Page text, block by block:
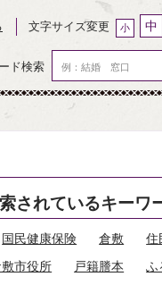
文字サイズ変更 小 中
ド検索
されているキーワ
国民健康保険 倉敷 住
市役所 戸籍謄本
ふ